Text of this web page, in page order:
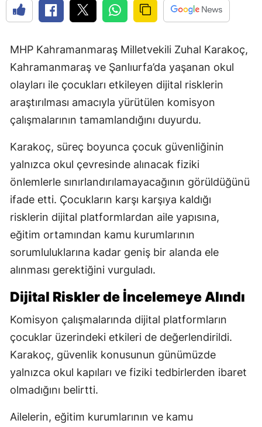
MHP Kahramanmaraş Milletvekili Zuhal Karakoç,
Kahramanmaraş ve Şanlıurfa’da yaşanan okul
olayları ile çocukları etkileyen dijital risklerin
araştırılması amacıyla yürütülen komisyon
çalışmalarının tamamlandığını duyurdu.
Karakoç, süreç boyunca çocuk güvenliğinin
yalnızca okul çevresinde alınacak fiziki
önlemlerle sınırlandırılamayacağının görüldüğünü
ifade etti. Çocukların karşı karşıya kaldığı
risklerin dijital platformlardan aile yapısına,
eğitim ortamından kamu kurumlarının
sorumluluklarına kadar geniş bir alanda ele
alınması gerektiğini vurguladı.
Dijital Riskler de İncelemeye Alındı
Komisyon çalışmalarında dijital platformların
çocuklar üzerindeki etkileri de değerlendirildi.
Karakoç, güvenlik konusunun günümüzde
yalnızca okul kapıları ve fiziki tedbirlerden ibaret
olmadığını belirtti.
Ailelerin, eğitim kurumlarının ve kamu